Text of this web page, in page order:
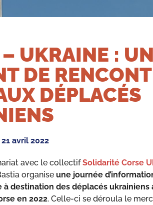
UKRAINE : UN
DE
DÉPLACÉS
21 avril 2022
avec le collectifSolidarité Corse
organise une journée
à destination des déplacés ukrainiens
en 2022. Celle-ci se déroula le